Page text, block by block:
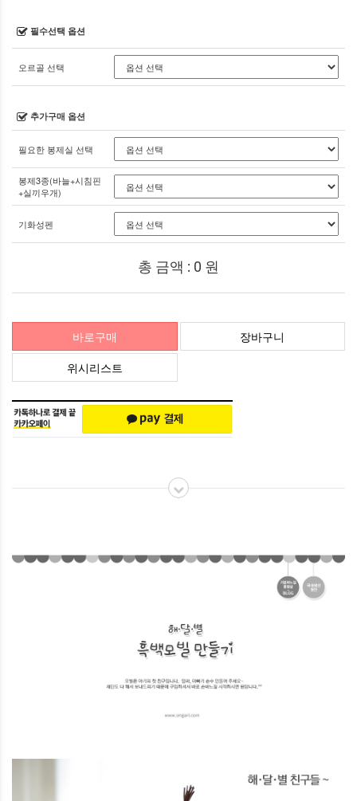
필수선택 옵션
오르골 선택
추가구매 옵션
필요한 봉제실 선택
봉제3종(바늘+시침핀
+실끼우개)
기화성펜
총 금액 : 0 원
바로구매
장바구니
위시리스트